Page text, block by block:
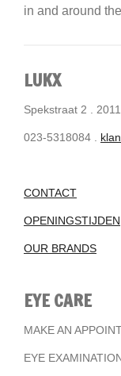
in and around
LUKX
Spekstraat 2 .
023-5318084 .
CONTACT
OPENINGSTIJDEN
OUR BRANDS
EYE CARE
MAKE AN
EYE